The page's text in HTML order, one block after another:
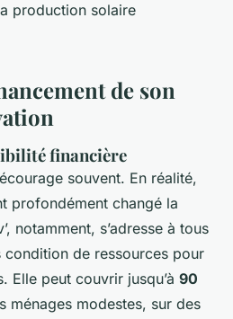
production solaire
de son
financière
souvent. En réalité,
profondément changé la
notamment, s’adresse à tous
condition de ressources pour
Elle peut couvrir jusqu’à 90
ménages modestes, sur des